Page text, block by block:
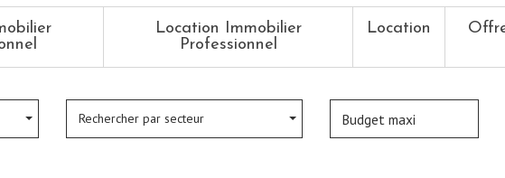
Location Immobilier
Professionnel
Location
Rechercher par secteur